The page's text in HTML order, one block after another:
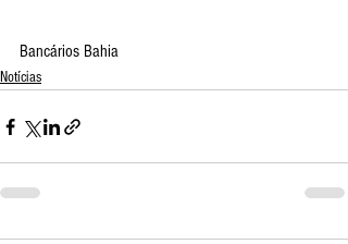
Bancários Bahia
Notícias